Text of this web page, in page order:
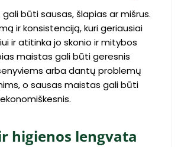
būti sausas, šlapias ar mišrus.
ir konsistenciją, kuri geriausiai
ir atitinka jo skonio ir mitybos
maistas gali būti geresnis
arba dantų problemų
o sausas maistas gali būti
higienos lengvata